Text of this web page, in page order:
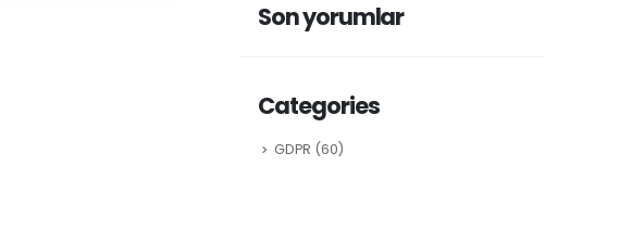
Son yorumlar
Categories
GDPR (60)